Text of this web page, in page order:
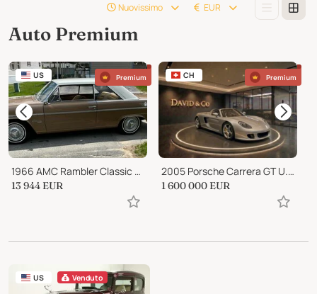
Nuovissimo EUR
Auto Premium
US Premium
1966 AMC Rambler Classic 770
13 944 EUR
CH Premium
2005 Porsche Carrera GT U.S. Specification
1 600 000 EUR
US Venduto